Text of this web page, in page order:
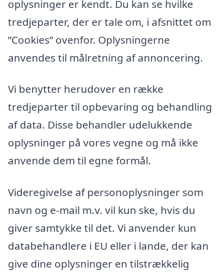
oplysninger er kendt. Du kan se hvilke
tredjeparter, der er tale om, i afsnittet om
”Cookies” ovenfor. Oplysningerne
anvendes til målretning af annoncering.
Vi benytter herudover en række
tredjeparter til opbevaring og behandling
af data. Disse behandler udelukkende
oplysninger på vores vegne og må ikke
anvende dem til egne formål.
Videregivelse af personoplysninger som
navn og e-mail m.v. vil kun ske, hvis du
giver samtykke til det. Vi anvender kun
databehandlere i EU eller i lande, der kan
give dine oplysninger en tilstrækkelig